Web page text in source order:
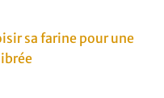
sa farine pour une